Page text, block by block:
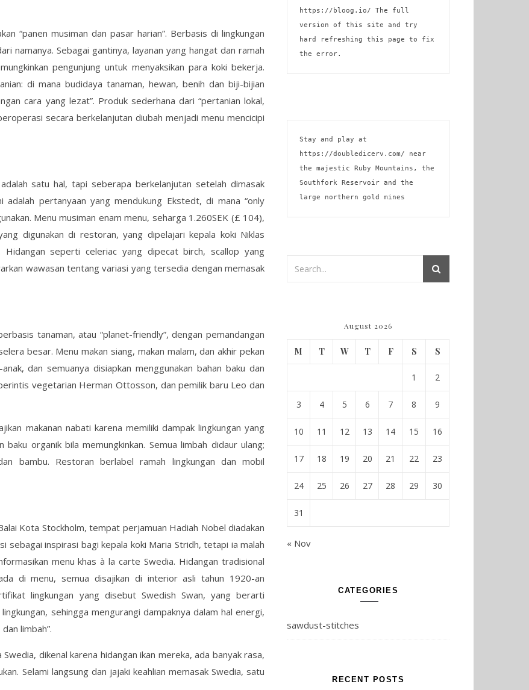
“panen musiman dan pasar harian”. Berbasis di lingkungan
namanya. Sebagai gantinya, layanan yang hangat dan ramah
pengunjung untuk menyaksikan para koki bekerja.
di mana budidaya tanaman, hewan, benih dan biji-bijian
cara yang lezat”. Produk sederhana dari “pertanian lokal,
secara berkelanjutan diubah menjadi menu mencicipi
satu hal, tapi seberapa berkelanjutan setelah dimasak
pertanyaan yang mendukung Ekstedt, di mana “only
Menu musiman enam menu, seharga 1.260SEK (£ 104),
digunakan di restoran, yang dipelajari kepala koki Niklas
seperti celeriac yang dipecat birch, scallop yang
wawasan tentang variasi yang tersedia dengan memasak
tanaman, atau “planet-friendly”, dengan pemandangan
besar. Menu makan siang, makan malam, dan akhir pekan
dan semuanya disiapkan menggunakan bahan baku dan
vegetarian Herman Ottosson, dan pemilik baru Leo dan
makanan nabati karena memiliki dampak lingkungan yang
organik bila memungkinkan. Semua limbah didaur ulang;
bambu. Restoran berlabel ramah lingkungan dan mobil
Kota Stockholm, tempat perjamuan Hadiah Nobel diadakan
sebagai inspirasi bagi kepala koki Maria Stridh, tetapi ia malah
menu khas à la carte Swedia. Hidangan tradisional
di menu, semua disajikan di interior asli tahun 1920-an
lingkungan yang disebut Swedish Swan, yang berarti
sehingga mengurangi dampaknya dalam hal energi,
limbah”.
dikenal karena hidangan ikan mereka, ada banyak rasa,
Selami langsung dan jajaki keahlian memasak Swedia, satu
https://bloog.io/ The full
version of this site and try
hard refreshing this page to fix
the error.
https://doubledicerv.com/ near
the majestic Ruby Mountains, the
Southfork Reservoir and the
large northern gold mines
August 2026
M T W T F S S
1 2
3 4 5 6 7 8 9
10 11 12 13 14 15 16
17 18 19 20 21 22 23
24 25 26 27 28 29 30
31
« Nov
CATEGORIES
sawdust-stitches
RECENT POSTS